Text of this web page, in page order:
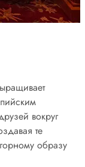
вокруг
те
образу